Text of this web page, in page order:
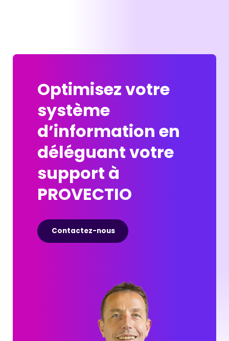
Optimisez votre
système
d’information en
déléguant votre
support à
PROVECTIO
Contactez-nous